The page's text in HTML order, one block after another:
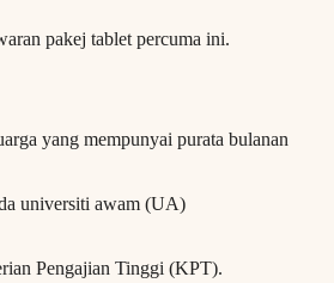
pakej tablet percuma ini.
yang mempunyai purata bulanan
universiti awam (UA)
Pengajian Tinggi (KPT).